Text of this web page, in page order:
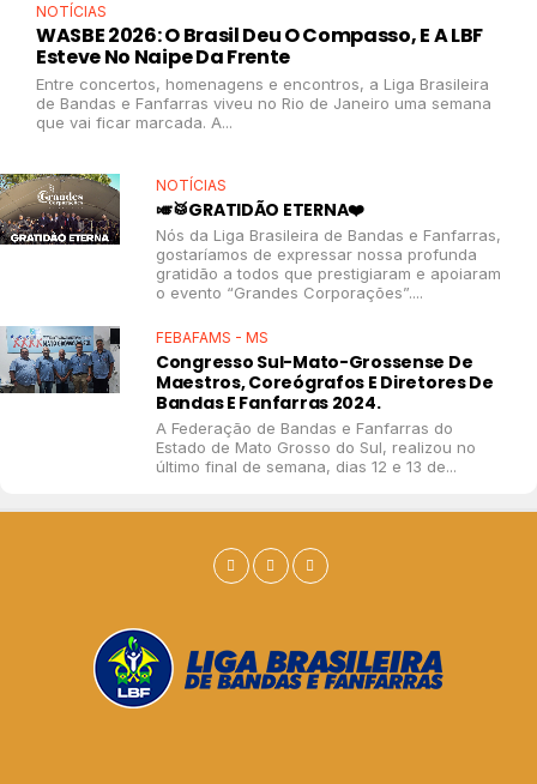
NOTÍCIAS
WASBE 2026: O Brasil Deu O Compasso, E A LBF
Esteve No Naipe Da Frente
Entre concertos, homenagens e encontros, a Liga Brasileira
de Bandas e Fanfarras viveu no Rio de Janeiro uma semana
que vai ficar marcada. A...
NOTÍCIAS
🎺🥁GRATIDÃO ETERNA❤️
Nós da Liga Brasileira de Bandas e Fanfarras,
gostaríamos de expressar nossa profunda
gratidão a todos que prestigiaram e apoiaram
o evento “Grandes Corporações”....
FEBAFAMS - MS
Congresso Sul-Mato-Grossense De
Maestros, Coreógrafos E Diretores De
Bandas E Fanfarras 2024.
A Federação de Bandas e Fanfarras do
Estado de Mato Grosso do Sul, realizou no
último final de semana, dias 12 e 13 de...